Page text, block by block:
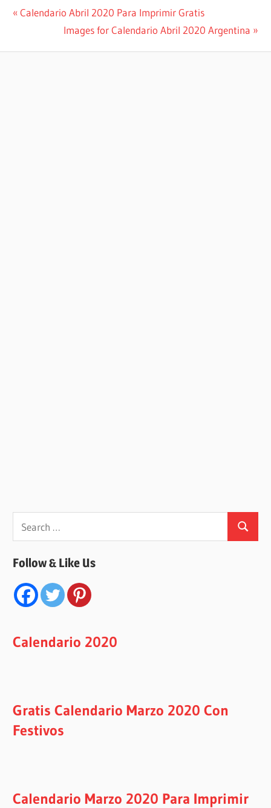
Post
navigation
Previous
Calendario Abril 2020 Para Imprimir Gratis
Next
Images for Calendario Abril 2020 Argentina
for:
Search
Follow & Like Us
Calendario 2020
Gratis Calendario Marzo 2020 Con
Festivos
Calendario Marzo 2020 Para Imprimir